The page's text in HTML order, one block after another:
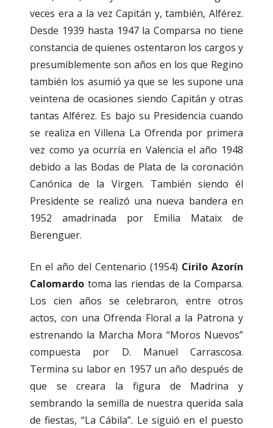
veces era a la vez Capitán y, también, Alférez.
Desde 1939 hasta 1947 la Comparsa no tiene
constancia de quienes ostentaron los cargos y
presumiblemente son años en los que Regino
también los asumió ya que se les supone una
veintena de ocasiones siendo Capitán y otras
tantas Alférez. Es bajo su Presidencia cuando
se realiza en Villena La Ofrenda por primera
vez como ya ocurría en Valencia el año 1948
debido a las Bodas de Plata de la coronación
Canónica de la Virgen. También siendo él
Presidente se realizó una nueva bandera en
1952 amadrinada por Emilia Mataix de
Berenguer.
En el año del Centenario (1954) Cirilo Azorín
Calomardo toma las riendas de la Comparsa.
Los cien años se celebraron, entre otros
actos, con una Ofrenda Floral a la Patrona y
estrenando la Marcha Mora “Moros Nuevos”
compuesta por D. Manuel Carrascosa.
Termina su labor en 1957 un año después de
que se creara la figura de Madrina y
sembrando la semilla de nuestra querida sala
de fiestas, “La Cábila”. Le siguió en el puesto